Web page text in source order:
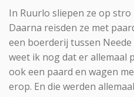
In Ruurlo sliepen ze op
Daarna reisden ze met
een boerderij tussen Neede
weet ik nog dat er allemaal
ook een paard en wagen
erop. En die werden